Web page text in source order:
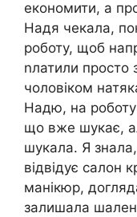
економити, а
Надя чекала,
роботу, щоб
nлатили просто
чоловіком
Надю, на
що вже шукає,
шукала. Я
відвідує салон
манікюр,
залишала